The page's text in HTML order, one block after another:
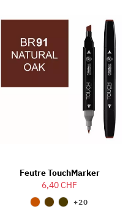
Feutre TouchMarker
6,40 CHF
+20